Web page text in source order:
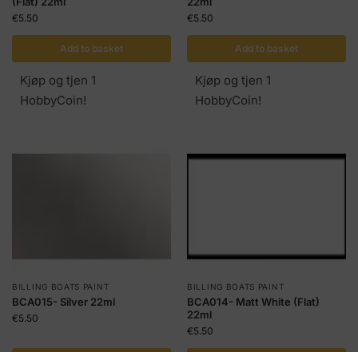
€5.50
Add to basket
Kjøp og tjen 1
HobbyCoin!
€5.50
Add to basket
Kjøp og tjen 1
HobbyCoin!
BILLING BOATS PAINT
BCA015- Silver 22ml
€5.50
BILLING BOATS PAINT
BCA014- Matt White (Flat)
22ml
€5.50